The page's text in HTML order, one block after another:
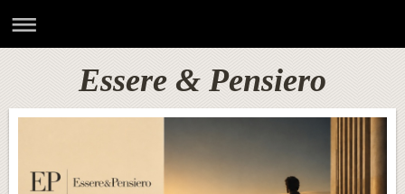
Essere & Pensiero